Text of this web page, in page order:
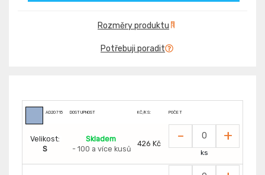
Rozměry produktu
Potřebuji poradit
AD20715 DOSTUPNOST KČ/KS: POČET
Velikost:
S
Skladem
- 100 a více kusů
426 Kč - +
ks